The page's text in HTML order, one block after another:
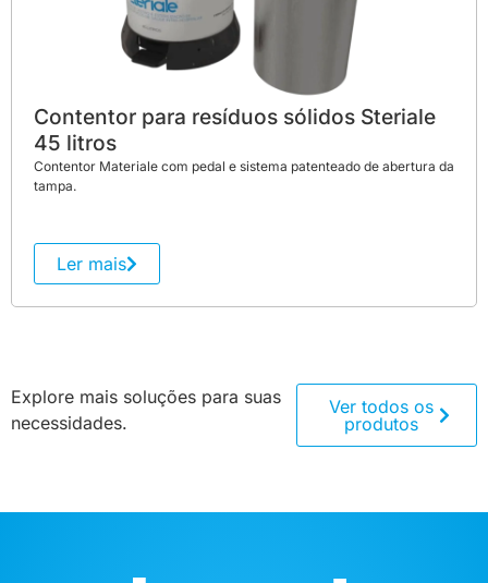
Contentor para resíduos sólidos Steriale
45 litros
Contentor Materiale com pedal e sistema patenteado de abertura da
tampa.
Ler mais
Explore mais soluções para suas
necessidades.
Ver todos os
produtos